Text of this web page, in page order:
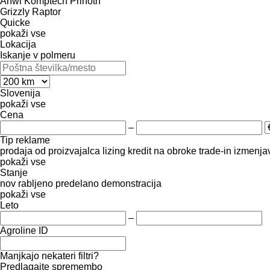
Grizzly Raptor
Quicke
pokaži vse
Lokacija
Iskanje v polmeru
Slovenija
pokaži vse
Cena
–
Tip reklame
prodaja od proizvajalca lizing kredit na obroke trade-in
pokaži vse
Stanje
nov rabljeno predelano demonstracija
pokaži vse
Leto
–
Agroline ID
Manjkajo nekateri filtri?
Predlagajte spremembo